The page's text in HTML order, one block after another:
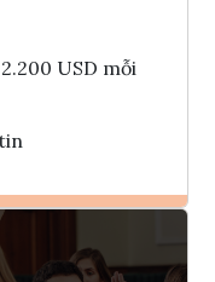
USD mỗi